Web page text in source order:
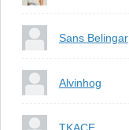
Sans Belingar
Alvinhog